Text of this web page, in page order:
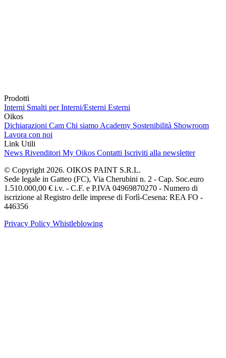
Prodotti
Interni Smalti per Interni/Esterni Esterni
Oikos
Dichiarazioni Cam Chi siamo Academy Sostenibilità Showroom
Lavora con noi
Link Utili
News Rivenditori My Oikos Contatti Iscriviti alla newsletter
© Copyright 2026. OIKOS PAINT S.R.L.
Sede legale in Gatteo (FC), Via Cherubini n. 2 - Cap. Soc.euro
1.510.000,00 € i.v. - C.F. e P.IVA 04969870270 - Numero di
iscrizione al Registro delle imprese di Forlì-Cesena: REA FO -
446356
Privacy Policy Whistleblowing